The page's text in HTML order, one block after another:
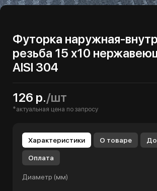
Футорка наружная-
резьба 15 х10
AISI 304
126 р./шт
*актуальная цена по запросу
Характеристики О товаре
Оплата
Диаметр (мм)